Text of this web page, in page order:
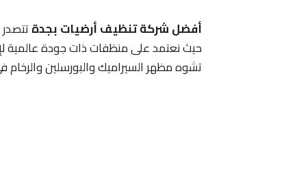
أفضل شركة تنظيف أرضيات بجدة
حيث نعتمد على منظفات ذات جودة عالمية
تشوه مظهر السيراميك والبورسلين والرخام